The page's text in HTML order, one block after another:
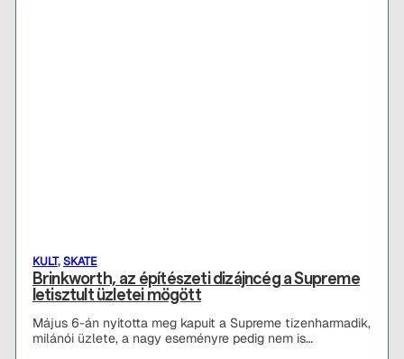
KULT,SKATE
Brinkworth, az építészeti dizájncég a Supreme
letisztult üzletei mögött
Május 6-án nyitotta meg kapuit a Supreme tizenharmadik,
milánói üzlete, a nagy eseményre pedig nem is…